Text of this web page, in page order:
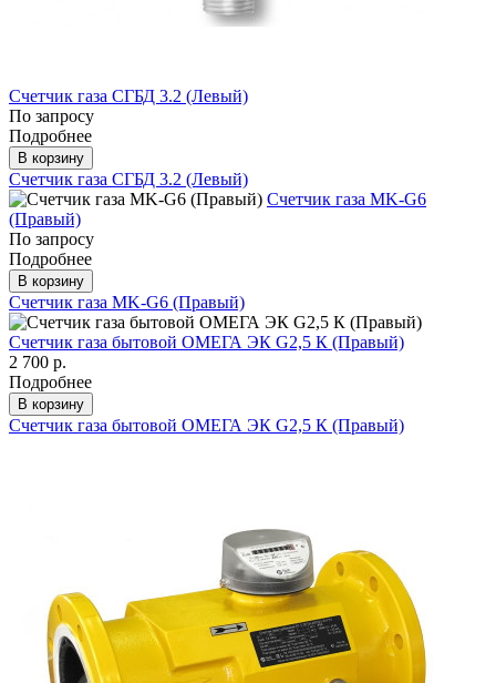
Счетчик газа СГБД 3.2 (Левый)
По запросу
Подробнее
В корзину
Счетчик газа СГБД 3.2 (Левый)
Счетчик газа МK-G6
(Правый)
По запросу
Подробнее
В корзину
Счетчик газа МK-G6 (Правый)
Счетчик газа бытовой ОМЕГА ЭК G2,5 К (Правый)
2 700 р.
Подробнее
В корзину
Счетчик газа бытовой ОМЕГА ЭК G2,5 К (Правый)